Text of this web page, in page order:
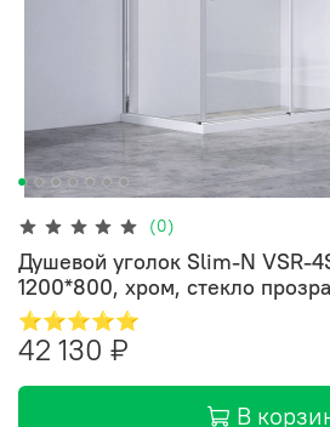
(0)
Душевой уголок Slim-N VSR-
1200*800, хром, стекло
⭐⭐⭐⭐⭐
42 130 ₽
В